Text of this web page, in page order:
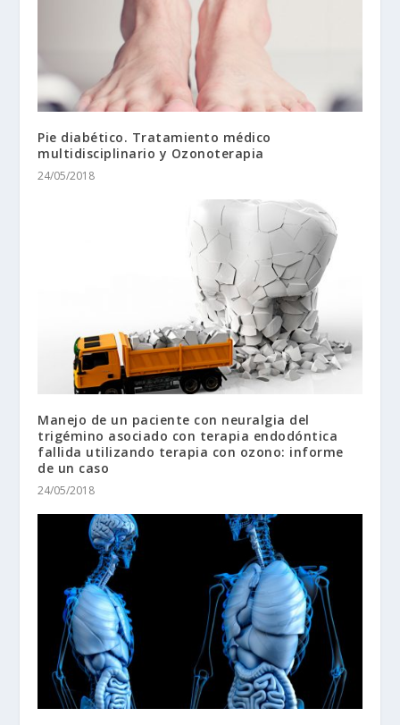
Pie diabético. Tratamiento médico
multidisciplinario y Ozonoterapia
24/05/2018
Manejo de un paciente con neuralgia del
trigémino asociado con terapia endodóntica
fallida utilizando terapia con ozono: informe
de un caso
24/05/2018